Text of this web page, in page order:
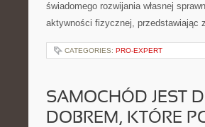
świadomego rozwijania własnej
aktywności fizycznej, przedstawiając
CATEGORIES: PRO-EXPERT
SAMOCHÓD JEST
DOBREM, KTÓRE